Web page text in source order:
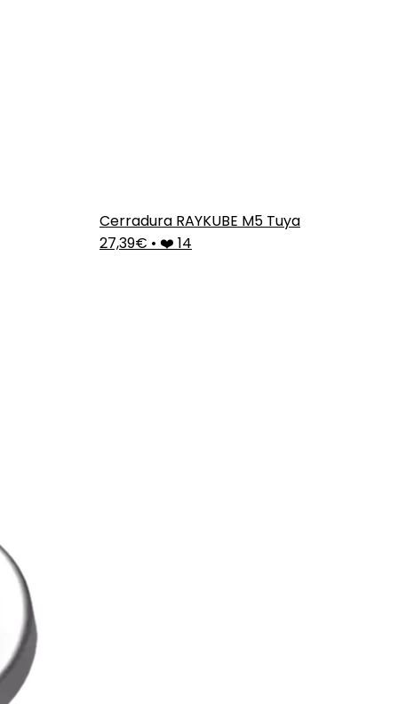
Cerradura RAYKUBE M5 Tuya
27,39€ • ❤️ 14